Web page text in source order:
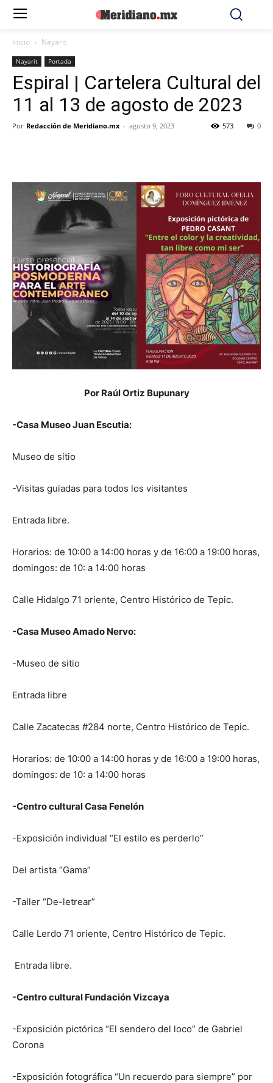
Inicio Nayarit
Nayarit Portada
Espiral | Cartelera Cultural del
11 al 13 de agosto de 2023
Por Redacción de Meridiano.mx - agosto 9, 2023 0
573
Por Raúl Ortiz Bupunary
-Casa Museo Juan Escutia:
Museo de sitio
-Visitas guiadas para todos los visitantes
Entrada libre.
Horarios: de 10:00 a 14:00 horas y de 16:00 a 19:00 horas,
domingos: de 10: a 14:00 horas
Calle Hidalgo 71 oriente, Centro Histórico de Tepic.
-Casa Museo Amado Nervo:
-Museo de sitio
Entrada libre
Calle Zacatecas #284 norte, Centro Histórico de Tepic.
Horarios: de 10:00 a 14:00 horas y de 16:00 a 19:00 horas,
domingos: de 10: a 14:00 horas
-Centro cultural Casa Fenelón
-Exposición individual “El estilo es perderlo”
Del artista “Gama”
-Taller “De-letrear”
Calle Lerdo 71 oriente, Centro Histórico de Tepic.
Entrada libre.
-Centro cultural Fundación Vizcaya
-Exposición pictórica “El sendero del loco” de Gabriel
Corona
-Exposición fotográfica “Un recuerdo para siempre” por